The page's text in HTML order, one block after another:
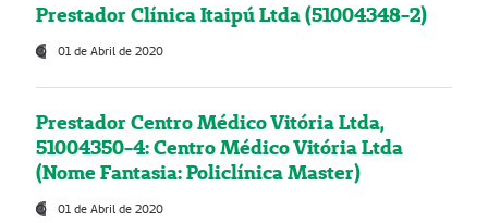
Prestador Clínica Itaipú Ltda (51004348-2)
01 de Abril de 2020
Prestador Centro Médico Vitória Ltda,
51004350-4: Centro Médico Vitória Ltda
(Nome Fantasia: Policlínica Master)
01 de Abril de 2020